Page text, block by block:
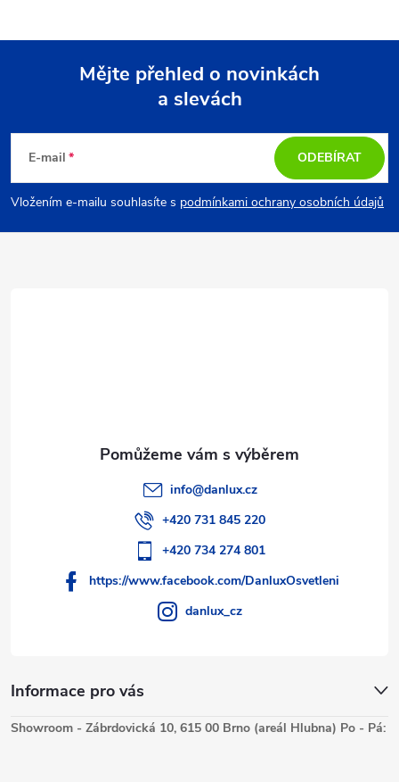
p
Mějte přehled o novinkách
a slevách
E-mail
Vložením e-mailu souhlasíte s podmínkami ochrany osobních údajů
ODEBÍRAT
Informace pro vás
info@danlux.cz
+420 731 845 220
+420 734 274 801
https://www.facebook.com/DanluxOsvetleni
danlux_cz
Showroom - Zábrdovická 10, 615 00 Brno (areál Hlubna) Po - Pá: